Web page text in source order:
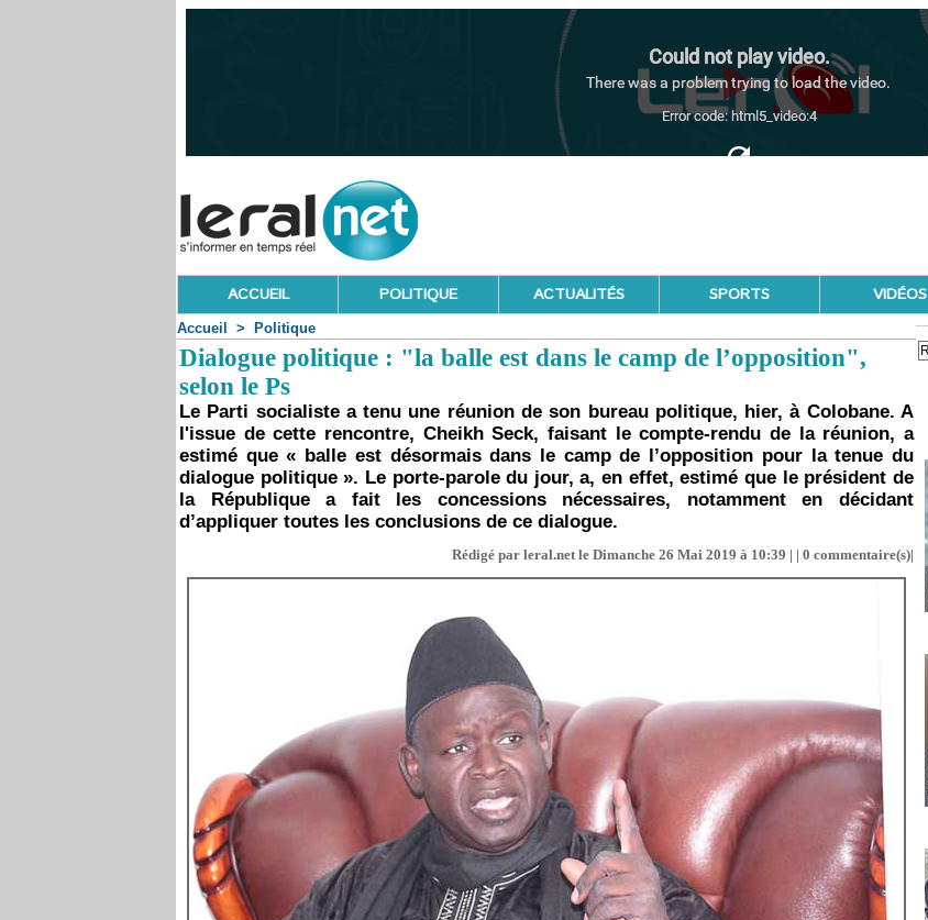
ACCUEIL POLITIQUE ACTUALITÉS SPORTS VIDÉOS
Accueil > Politique
Dialogue politique : "la balle est dans le camp de l’opposition",
selon le Ps
Le Parti socialiste a tenu une réunion de son bureau politique, hier, à Colobane. A
l'issue de cette rencontre, Cheikh Seck, faisant le compte-rendu de la réunion, a
estimé que « balle est désormais dans le camp de l’opposition pour la tenue du
dialogue politique ». Le porte-parole du jour, a, en effet, estimé que le président de
la République a fait les concessions nécessaires, notamment en décidant
d’appliquer toutes les conclusions de ce dialogue.
Rédigé par leral.net le Dimanche 26 Mai 2019 à 10:39 | | 0 commentaire(s)|